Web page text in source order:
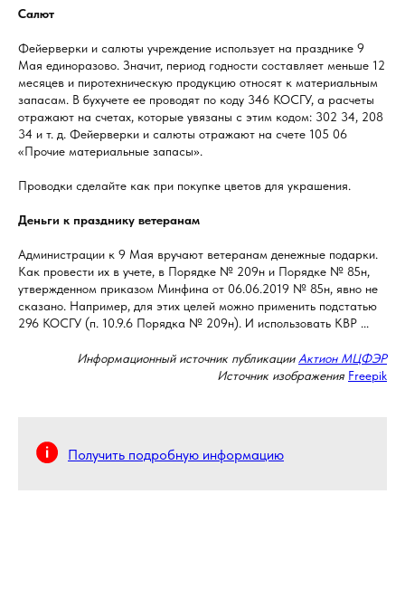
Салют
Фейерверки и салюты учреждение использует на празднике 9
Мая единоразово. Значит, период годности составляет меньше 12
месяцев и пиротехническую продукцию относят к материальным
запасам. В бухучете ее проводят по коду 346 КОСГУ, а расчеты
отражают на счетах, которые увязаны с этим кодом: 302 34, 208
34 и т. д. Фейерверки и салюты отражают на счете 105 06
«Прочие материальные запасы».
Проводки сделайте как при покупке цветов для украшения.
Деньги к празднику ветеранам
Администрации к 9 Мая вручают ветеранам денежные подарки.
Как провести их в учете, в Порядке № 209н и Порядке № 85н,
утвержденном приказом Минфина от 06.06.2019 № 85н, явно не
сказано. Например, для этих целей можно применить подстатью
296 КОСГУ (п. 10.9.6 Порядка № 209н). И использовать КВР ...
Информационный источник публикации Актион МЦФЭР
Источник изображения Freepik
Получить подробную информацию